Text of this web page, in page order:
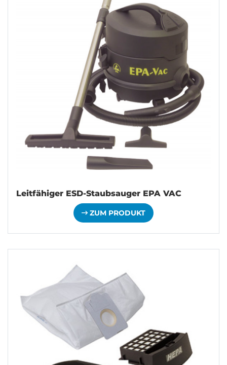
Leitfähiger ESD-Staubsauger EPA VAC
ZUM PRODUKT